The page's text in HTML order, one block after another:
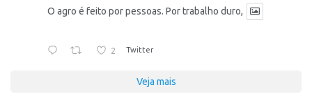
O agro é feito por pessoas. Por trabalho duro,
2 Twitter
Veja mais